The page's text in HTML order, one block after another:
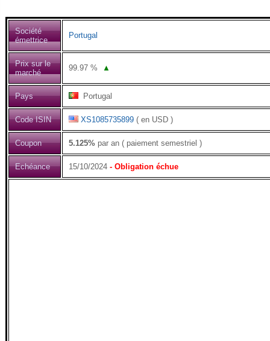
Société
émettrice
Portugal
Prix sur le
marché
99.97 % ▲
Pays Portugal
Code ISIN XS1085735899 ( en USD )
Coupon 5.125% par an ( paiement semestriel )
Echéance 15/10/2024 - Obligation échue